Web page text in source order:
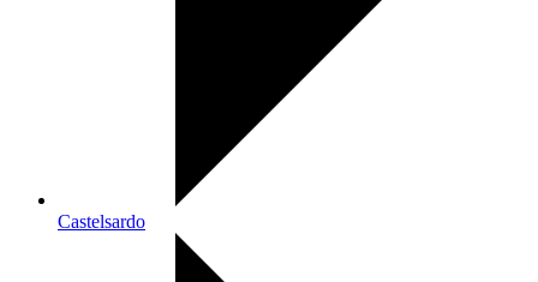
Castelsardo